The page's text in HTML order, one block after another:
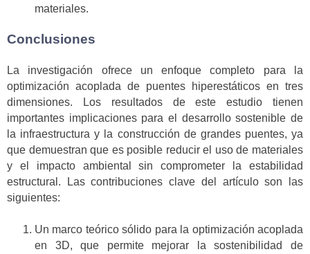
materiales.
Conclusiones
La investigación ofrece un enfoque completo para la
optimización acoplada de puentes hiperestáticos en tres
dimensiones. Los resultados de este estudio tienen
importantes implicaciones para el desarrollo sostenible de
la infraestructura y la construcción de grandes puentes, ya
que demuestran que es posible reducir el uso de materiales
y el impacto ambiental sin comprometer la estabilidad
estructural. Las contribuciones clave del artículo son las
siguientes:
Un marco teórico sólido para la optimización acoplada
en 3D, que permite mejorar la sostenibilidad de